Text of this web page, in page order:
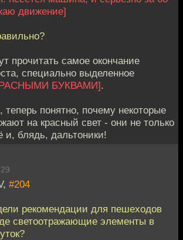
движение]
прочитать самое окончание
специально выделенное
БУКВАМИ].
теперь понятно, почему некоторые
на красный свет - они не только
и, блядь, дальтоники!
#204
рекомендации для пешеходов
светоотражающие элементы в